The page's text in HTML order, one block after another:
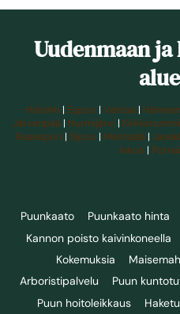
Uudenmaan
Helsinki | Espoo | Vantaa |
Järvenpää | Nurmijärvi | Kirkkonummi
Raasepori | Sipoo | Mäntsälä |
Inkoo |
Puunkaato Puunkaato hinta
Kannon poisto kaivinkoneella
Kokemuksia
Arboristipalvelu
Puun
Puun hoitoleikkaus